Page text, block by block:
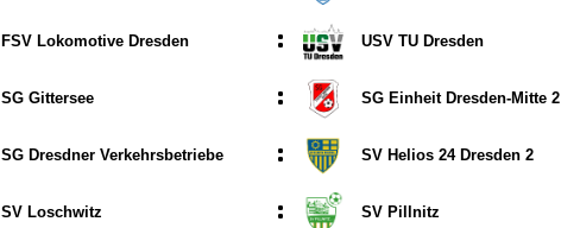
FSV Lokomotive Dresden : USV TU Dresden
SG Gittersee : SG Einheit Dresden-Mitte 2
SG Dresdner Verkehrsbetriebe : SV Helios 24 Dresden 2
SV Loschwitz : SV Pillnitz